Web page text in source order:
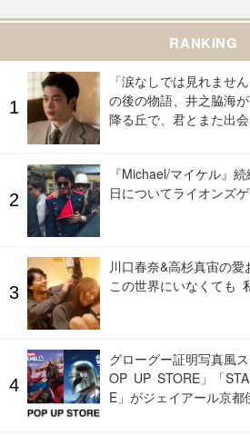
RANKING
「涙なしでは見れませ
の後の物語、井之脇海
降る丘で、君とまた出会
『Michael/マイケル』
日についてライオンズ
川口春奈&高杉真宙の
この世界にいなくても
グローグー証明写真風
OP UP STORE」「
E」がジェイアール京都